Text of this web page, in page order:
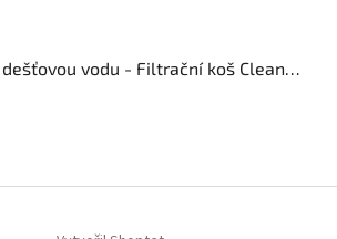
Filtr na dešťovou vodu - Filtrační koš Clean DN110